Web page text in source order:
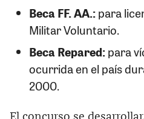
Beca FF. AA.:para
Militar Voluntario.
Beca Repared:para
ocurrida en el país
2000.